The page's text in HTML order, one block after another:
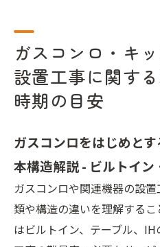
会社概要
ガスコンロ・キ
設置工事に関す
時期の目安
ガスコンロをはじめと
本構造解説 - ビルトイ
ガスコンロや関連機器の設
類や構造の違いを理解する
はビルトイン、テーブル、